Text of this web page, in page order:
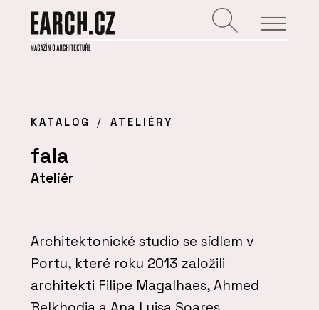
KATALOG ATELIÉRY
fala
Ateliér
Architektonické studio se sídlem v
Portu, které roku 2013 založili
architekti Filipe Magalhaes, Ahmed